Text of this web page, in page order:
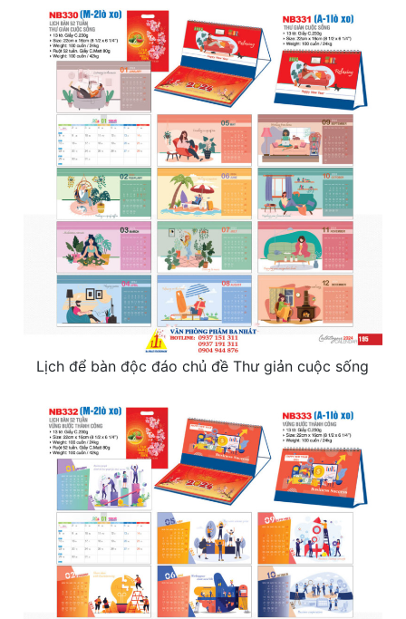
Lịch để bàn độc đáo chủ đề Thư giản cuộc sống